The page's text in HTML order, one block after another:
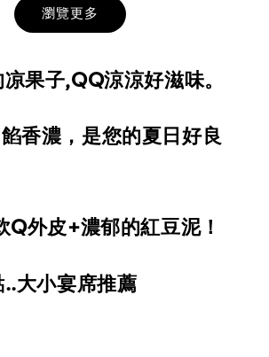
瀏覽更多
果子,QQ涼涼好滋味。
香濃，是您的夏日好良
外皮+濃郁的紅豆泥！
大小宴席推薦